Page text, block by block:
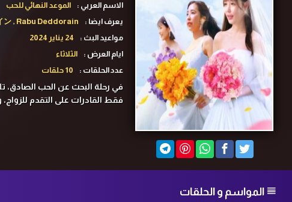
الاسم العربي :
الموعد النهائي للحب
يعرف ايضا :
ン , Rabu Deddorain
مواعيد البث :
24 يناير 2024
ايام العرض :
الثلاثاء
عدد الحلقات :
10 حلقات
في رحلة البحث عن الحب الصادق،
فقط القادرات على التقدم
المواسم و الحلقات